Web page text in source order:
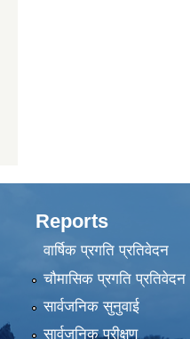
Reports
वार्षिक प्रगति प्रतिवेदन
चौमासिक प्रगति प्रतिवेदन
सार्वजनिक सुनुवाई
सार्वजनिक परीक्षण